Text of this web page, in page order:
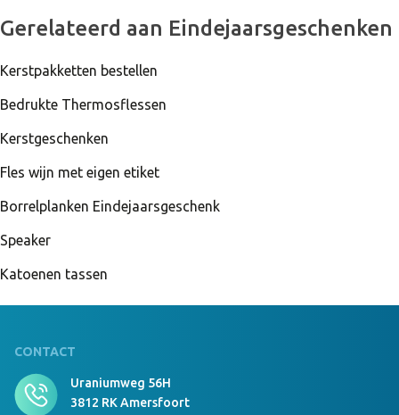
Gerelateerd aan Eindejaarsgeschenken
Kerstpakketten bestellen
Bedrukte Thermosflessen
Kerstgeschenken
Fles wijn met eigen etiket
Borrelplanken Eindejaarsgeschenk
Speaker
Katoenen tassen
CONTACT
Uraniumweg 56H
3812 RK Amersfoort